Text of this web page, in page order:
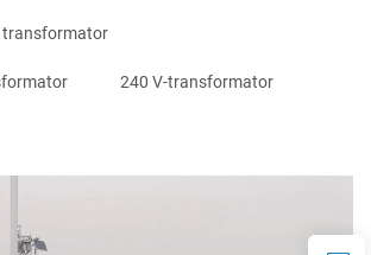
transformator
240 V-transformator